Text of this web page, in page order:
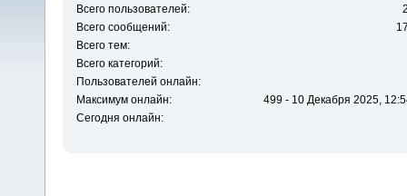
Всего пользователей:
Всего сообщений:
Всего тем:
Всего категорий:
Пользователей онлайн:
Максимум онлайн:
499 - 10 Декабря 2025,
Сегодня онлайн: